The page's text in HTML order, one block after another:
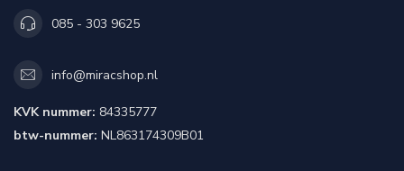
085 - 303 9625
info@miracshop.nl
KVK nummer: 84335777
btw-nummer: NL863174309B01